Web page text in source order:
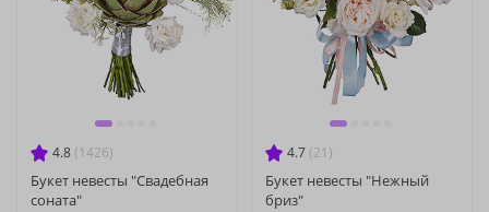
4.8 (1426)
Букет невесты "Свадебная
соната"
4.7 (21)
Букет невесты "Нежный
бриз"